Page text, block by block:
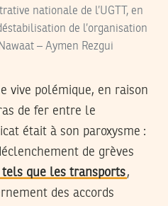
nationale de l’UGTT, en
de l’organisation
– Aymen Rezgui
vive polémique, en raison
de fer entre le
était à son paroxysme :
de grèves
que les transports,
des accords